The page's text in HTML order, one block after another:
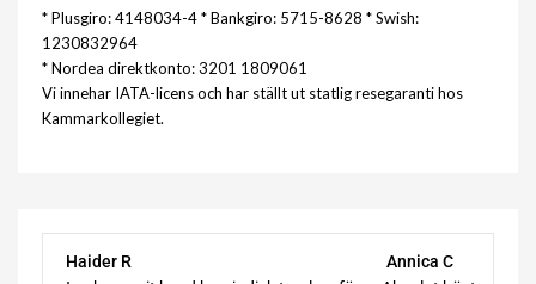
* Plusgiro: 4148034-4 * Bankgiro: 5715-8628 * Swish:
1230832964
* Nordea direktkonto: 3201 1809061
Vi innehar IATA-licens och har ställt ut statlig resegaranti hos
Kammarkollegiet.